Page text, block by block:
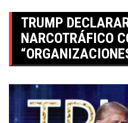
TRUMP
NARCOTRÁFICO